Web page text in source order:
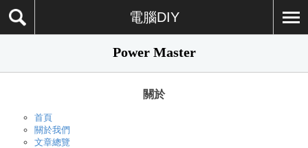
電腦DIY
Power Master
關於
首頁
關於我們
文章總覽